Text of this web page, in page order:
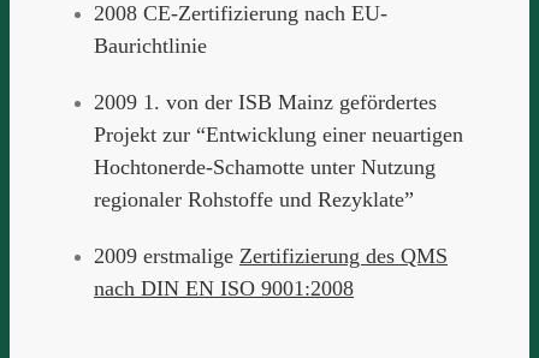
2008 CE-Zertifizierung nach EU-
Baurichtlinie
2009 1. von der ISB Mainz gefördertes
Projekt zur “Entwicklung einer neuartigen
Hochtonerde-Schamotte unter Nutzung
regionaler Rohstoffe und Rezyklate”
2009 erstmalige Zertifizierung des QMS
nach DIN EN ISO 9001:2008